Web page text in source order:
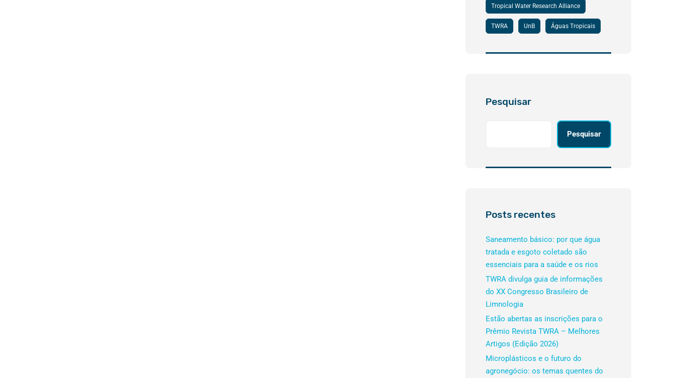
Tropical Water Research Alliance
TWRA UnB Águas Tropicais
Pesquisar
Pesquisar
Posts recentes
Saneamento básico: por que água
tratada e esgoto coletado são
essenciais para a saúde e os rios
TWRA divulga guia de informações
do XX Congresso Brasileiro de
Limnologia
Estão abertas as inscrições para o
Prêmio Revista TWRA – Melhores
Artigos (Edição 2026)
Microplásticos e o futuro do
agronegócio: os temas quentes do